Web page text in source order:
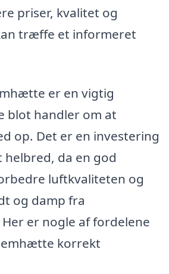
priser, kvalitet og
træffe et informeret
er en vigtig
blot handler om at
op. Det er en investering
helbred, da en god
luftkvaliteten og
og damp fra
er nogle af fordelene
emhætte korrekt